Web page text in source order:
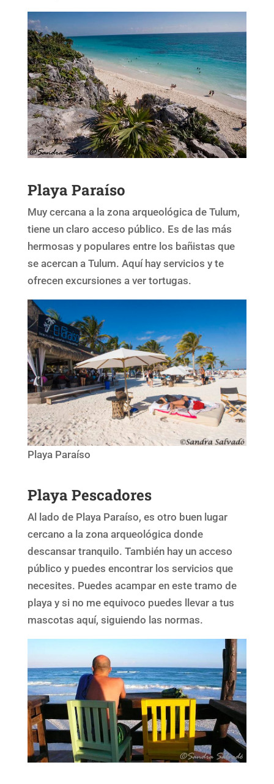
Playa Paraíso
Muy cercana a la zona arqueológica de Tulum,
tiene un claro acceso público. Es de las más
hermosas y populares entre los bañistas que
se acercan a Tulum. Aquí hay servicios y te
ofrecen excursiones a ver tortugas.
Playa Paraíso
Playa Pescadores
Al lado de Playa Paraíso, es otro buen lugar
cercano a la zona arqueológica donde
descansar tranquilo. También hay un acceso
público y puedes encontrar los servicios que
necesites. Puedes acampar en este tramo de
playa y si no me equivoco puedes llevar a tus
mascotas aquí, siguiendo las normas.